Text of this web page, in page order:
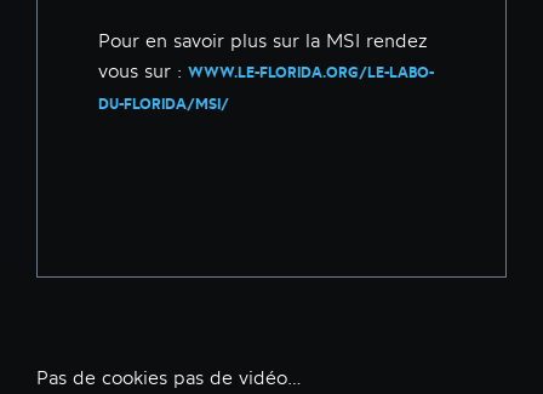
Pour en savoir plus sur la MSI rendez
vous sur : WWW.LE-FLORIDA.ORG/LE-LABO-
DU-FLORIDA/MSI/
Pas de cookies pas de vidéo…